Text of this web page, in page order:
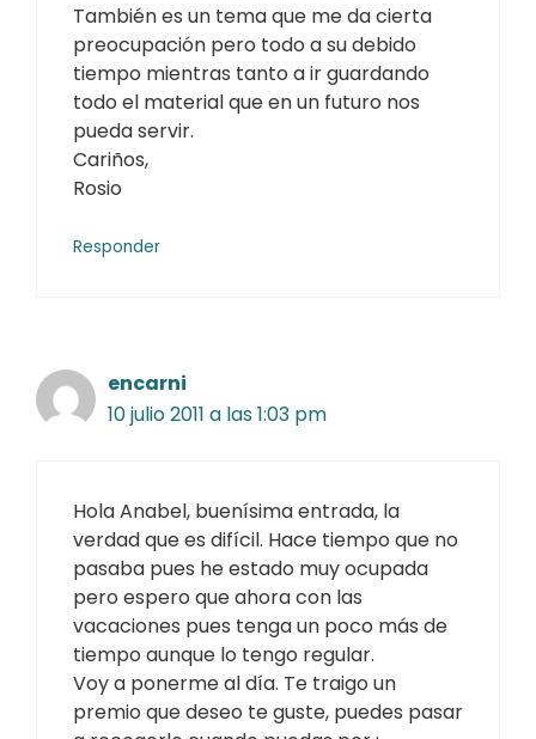
También es un tema que me da cierta
preocupación pero todo a su debido
tiempo mientras tanto a ir guardando
todo el material que en un futuro nos
pueda servir.
Cariños,
Rosio
Responder
encarni
10 julio 2011 a las 1:03 pm
Hola Anabel, buenísima entrada, la
verdad que es difícil. Hace tiempo que no
pasaba pues he estado muy ocupada
pero espero que ahora con las
vacaciones pues tenga un poco más de
tiempo aunque lo tengo regular.
Voy a ponerme al día. Te traigo un
premio que deseo te guste, puedes pasar